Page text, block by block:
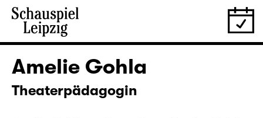
Amelie Gohla
Theaterpädagogin